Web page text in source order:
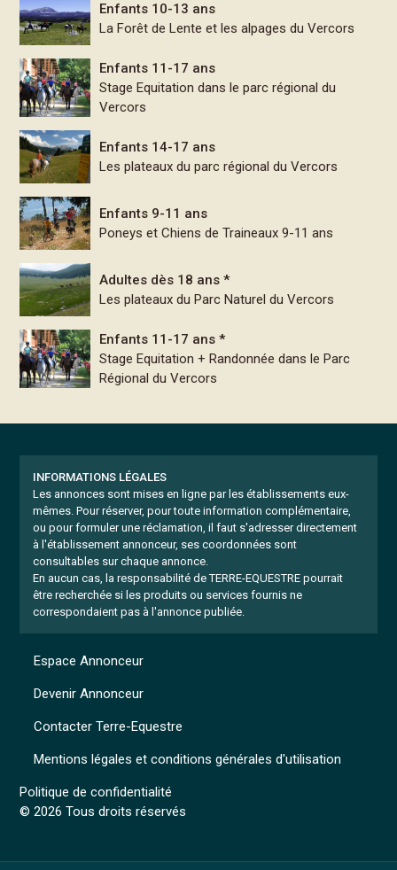
Enfants 10-13 ans
La Forêt de Lente et les alpages du Vercors
Enfants 11-17 ans
Stage Equitation dans le parc régional du
Vercors
Enfants 14-17 ans
Les plateaux du parc régional du Vercors
Enfants 9-11 ans
Poneys et Chiens de Traineaux 9-11 ans
Adultes dès 18 ans *
Les plateaux du Parc Naturel du Vercors
Enfants 11-17 ans *
Stage Equitation + Randonnée dans le Parc
Régional du Vercors
INFORMATIONS LÉGALES
Les annonces sont mises en ligne par les établissements eux-
mêmes. Pour réserver, pour toute information complémentaire,
ou pour formuler une réclamation, il faut s'adresser directement
à l'établissement annonceur, ses coordonnées sont
consultables sur chaque annonce.
En aucun cas, la responsabilité de TERRE-EQUESTRE pourrait
être recherchée si les produits ou services fournis ne
correspondaient pas à l'annonce publiée.
Mentions légales et conditions générales d'utilisation
Politique de confidentialité
© 2026 Tous droits réservés
Espace Annonceur
Devenir Annonceur
Contacter Terre-Equestre